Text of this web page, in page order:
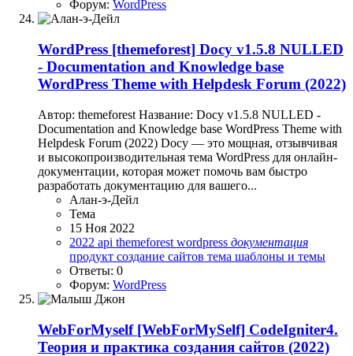
Форум: WordPress
WordPress [themeforest] Docy v1.5.8 NULLED
- Documentation and Knowledge base
WordPress Theme with Helpdesk Forum (2022)
Автор: themeforest Название: Docy v1.5.8 NULLED -
Documentation and Knowledge base WordPress Theme with
Helpdesk Forum (2022) Docy — это мощная, отзывчивая
и высокопроизводительная тема WordPress для онлайн-
документации, которая может помочь вам быстро
разработать документацию для вашего...
Алан-э-Дейл
Тема
15 Ноя 2022
2022 api themeforest wordpress документация
продукт создание сайтов тема шаблоны и темы
Ответы: 0
Форум: WordPress
WebForMyself [WebForMySelf] CodeIgniter4.
Теория и практика создания сайтов (2022)